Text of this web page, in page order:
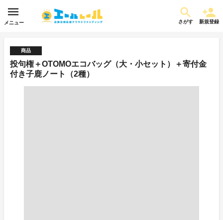
メニュー さがす 新規登録
商品
投句権＋OTOMOエコバッグ（大・小セット）＋寄付金
付き子鹿ノート（2種）